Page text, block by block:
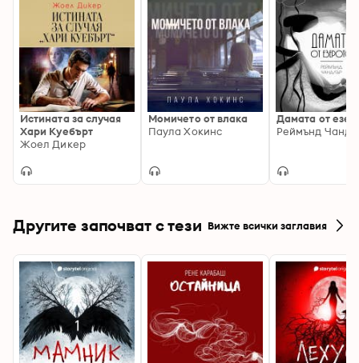
Истината за случая
Хари Куебърт
Жоел Дикер
Момичето от влака
Паула Хокинс
Дамата от
Реймънд
Другите започват с тези Вижте всички заглавия